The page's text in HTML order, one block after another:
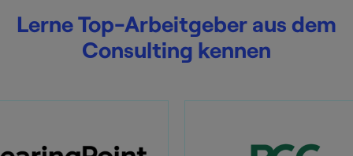
Lerne Top-Arbeitgeber aus dem
Consulting kennen